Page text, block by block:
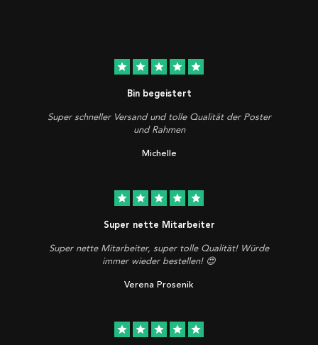
star star star star star
Bin begeistert
Super schneller Versand und tolle Qualität der Poster
und Rahmen
Michelle
star star star star star
Super nette Mitarbeiter
Super nette Mitarbeiter, super tolle Qualität! Würde
immer wieder bestellen! 😍
Verena Prosenik
star star star star star